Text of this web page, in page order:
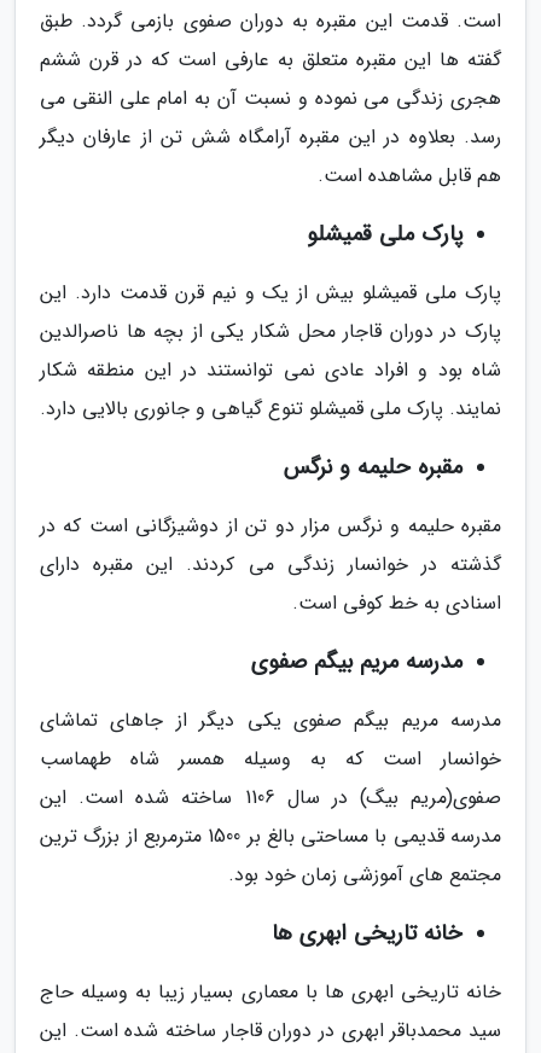
است. قدمت این مقبره به دوران صفوی بازمی گردد. طبق
گفته ها این مقبره متعلق به عارفی است که در قرن ششم
هجری زندگی می نموده و نسبت آن به امام علی النقی می
رسد. بعلاوه در این مقبره آرامگاه شش تن از عارفان دیگر
هم قابل مشاهده است.
پارک ملی قمیشلو
پارک ملی قمیشلو بیش از یک و نیم قرن قدمت دارد. این
پارک در دوران قاجار محل شکار یکی از بچه ها ناصرالدین
شاه بود و افراد عادی نمی توانستند در این منطقه شکار
نمایند. پارک ملی قمیشلو تنوع گیاهی و جانوری بالایی دارد.
مقبره حلیمه و نرگس
مقبره حلیمه و نرگس مزار دو تن از دوشیزگانی است که در
گذشته در خوانسار زندگی می کردند. این مقبره دارای
اسنادی به خط کوفی است.
مدرسه مریم بیگم صفوی
مدرسه مریم بیگم صفوی یکی دیگر از جاهای تماشای
خوانسار است که به وسیله همسر شاه طهماسب
صفوی(مریم بیگ) در سال 1106 ساخته شده است. این
مدرسه قدیمی با مساحتی بالغ بر 1500 مترمربع از بزرگ ترین
مجتمع های آموزشی زمان خود بود.
خانه تاریخی ابهری ها
خانه تاریخی ابهری ها با معماری بسیار زیبا به وسیله حاج
سید محمدباقر ابهری در دوران قاجار ساخته شده است. این